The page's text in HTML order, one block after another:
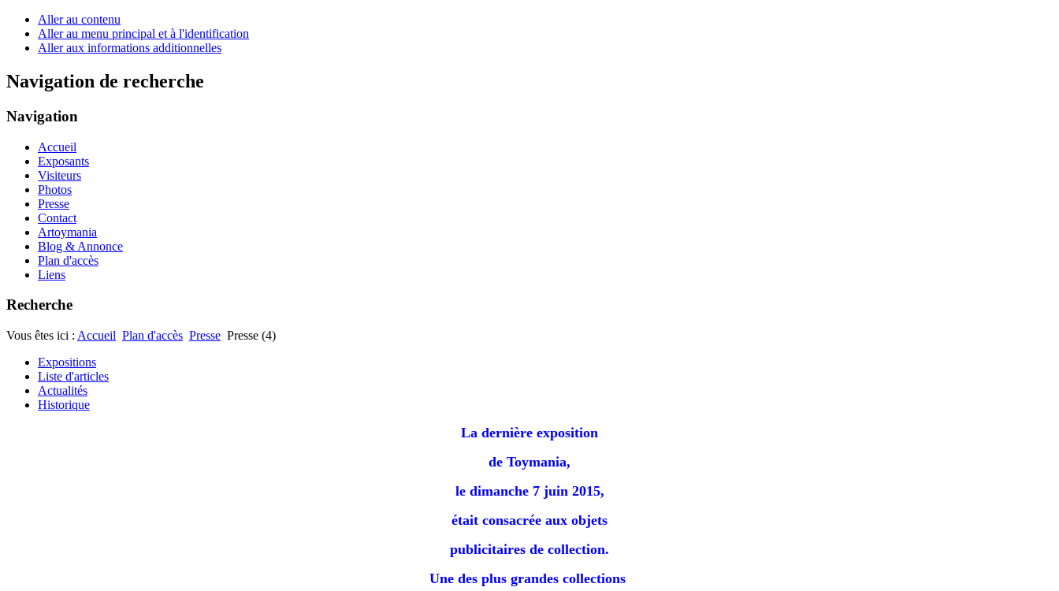
Aller au contenu
Aller au menu principal et à l'identification
Aller aux informations additionnelles
Navigation de recherche
Navigation
Accueil
Exposants
Visiteurs
Photos
Presse
Contact
Artoymania
Blog & Annonce
Plan d'accès
Liens
Recherche
Vous êtes ici : Accueil Plan d'accès Presse Presse (4)
Expositions
Liste d'articles
Actualités
Historique
La dernière exposition
de Toymania,
le dimanche 7 juin 2015,
était consacrée aux objets
publicitaires de collection.
Une des plus grandes collections